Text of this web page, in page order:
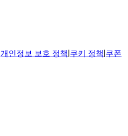
개인정보 보호 정책 쿠키 정책 쿠폰